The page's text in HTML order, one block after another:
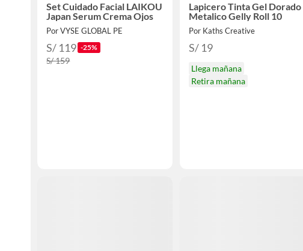
Set Cuidado Facial LAIKOU
Japan Serum Crema Ojos
Por VYSE GLOBAL PE
S/ 119 -25%
S/ 159
Lapicero Tinta Gel Dorado
Metalico Gelly Roll 10
Por Kaths Creative
S/ 19
Llega mañana
Retira mañana